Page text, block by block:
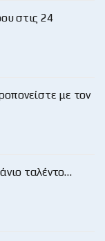
στις 24
με τον
ταλέντο…